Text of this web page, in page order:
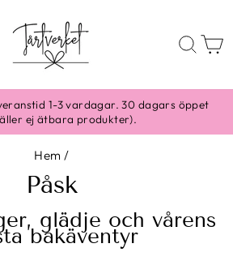
1-3 vardagar. 30 dagars öppet
ej ätbara produkter).
Hem /
Påsk
glädje och vårens
bakäventyr